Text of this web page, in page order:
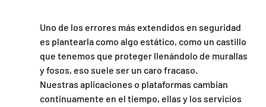
Uno de los errores más extendidos en seguridad
es plantearla como algo estático, como un castillo
que tenemos que proteger llenándolo de murallas
y fosos, eso suele ser un caro fracaso.
Nuestras aplicaciones o plataformas cambian
continuamente en el tiempo, ellas y los servicios